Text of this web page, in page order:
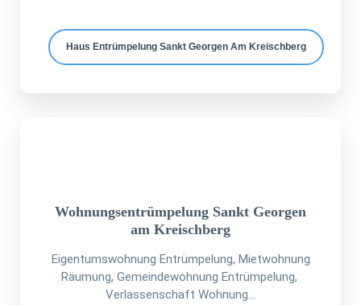
Haus Entrümpelung Sankt Georgen Am Kreischberg
Wohnungsentrümpelung Sankt Georgen
am Kreischberg
Eigentumswohnung Entrümpelung, Mietwohnung
Räumung, Gemeindewohnung Entrümpelung,
Verlassenschaft Wohnung...